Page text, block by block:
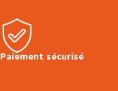
Paiement sécurisé